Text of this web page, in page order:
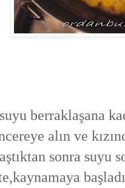
berraklaşana
alın ve
sonra suyu